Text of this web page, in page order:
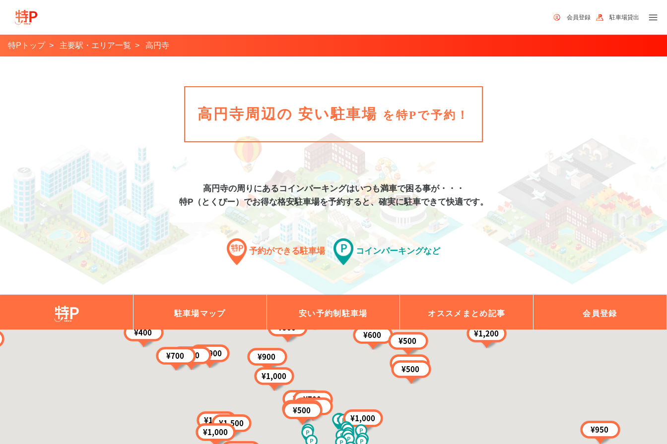
会員登録 駐車場貸出
特Pトップ 主要駅・エリア一覧 高円寺
高円寺周辺の 安い駐車場 を特Pで予約！
高円寺の周りにあるコインパーキングはいつも満車で困る事が・・・
特P（とくぴー）でお得な格安駐車場を予約すると、 確実に駐車できて快適です。
予約ができる駐車場 コインパーキングなど
駐車場マップ 安い予約制 駐車場 オススメ まとめ記事 会員登録